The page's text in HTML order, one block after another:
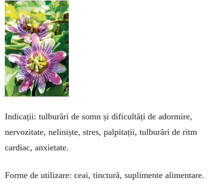
Indicații: tulburări de somn și difi­cultăți de adormire,
nervozitate, neliniș­te, stres, palpitații, tulburări de ritm
car­diac, anxietate.
Forme de utilizare: ceai, tinctu­ră, su­plimente alimentare.